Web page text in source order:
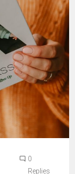
0
Replies